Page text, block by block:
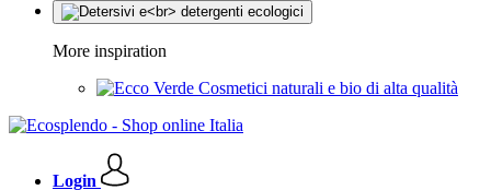
More inspiration
Cosmetici naturali e bio di alta qualità
Login